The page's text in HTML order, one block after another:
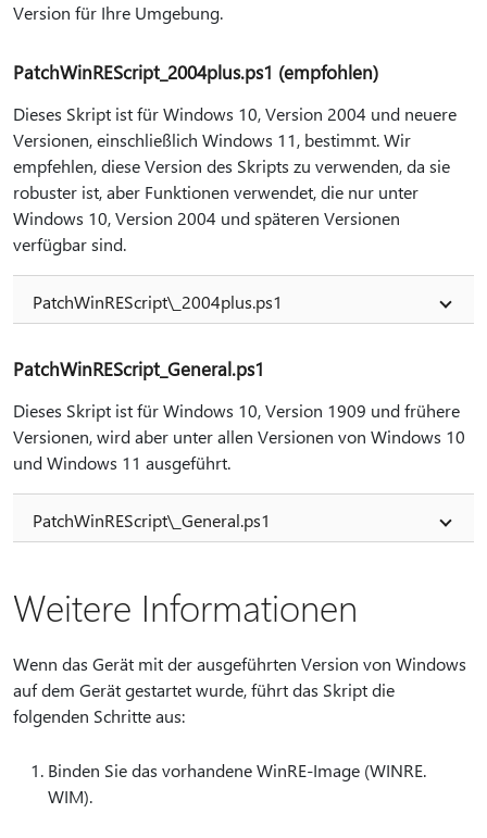
Version für Ihre Umgebung.
PatchWinREScript_2004plus.ps1 (empfohlen)
Dieses Skript ist für Windows 10, Version 2004 und neuere
Versionen, einschließlich Windows 11, bestimmt. Wir
empfehlen, diese Version des Skripts zu verwenden, da sie
robuster ist, aber Funktionen verwendet, die nur unter
Windows 10, Version 2004 und späteren Versionen
verfügbar sind.
PatchWinREScript\_2004plus.ps1
PatchWinREScript_General.ps1
Dieses Skript ist für Windows 10, Version 1909 und frühere
Versionen, wird aber unter allen Versionen von Windows 10
und Windows 11 ausgeführt.
PatchWinREScript\_General.ps1
Weitere Informationen
Wenn das Gerät mit der ausgeführten Version von Windows
auf dem Gerät gestartet wurde, führt das Skript die
folgenden Schritte aus:
Binden Sie das vorhandene WinRE-Image (WINRE.
WIM).